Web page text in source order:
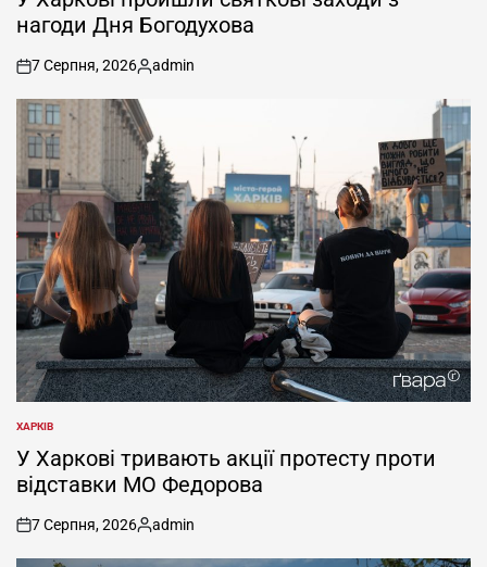
нагоди Дня Богодухова
on
7 Серпня, 2026
Опубліковано
admin
ОПУБЛІКУВАТИ
У
ХАРКІВ
У Харкові тривають акції протесту проти
відставки МО Федорова
on
7 Серпня, 2026
Опубліковано
admin